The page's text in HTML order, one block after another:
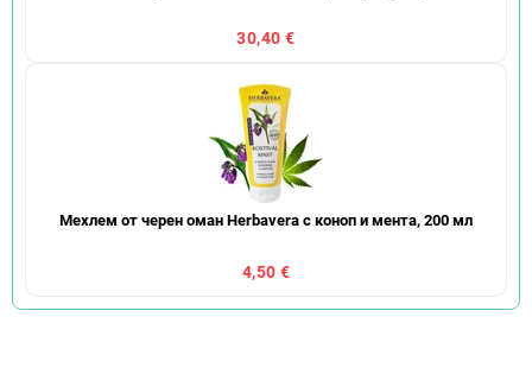
30,40 €
Мехлем от черен оман Herbavera с коноп и мента, 200 мл
4,50 €